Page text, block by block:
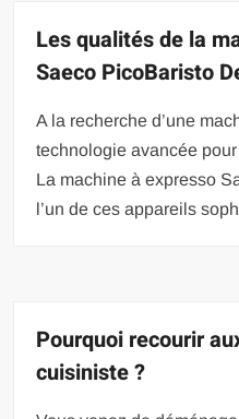
Les qualités de la
Saeco PicoBaristo
A la recherche d’une
technologie avancée
La machine à expresso
l’un de ces appareils
Pourquoi recourir
cuisiniste ?